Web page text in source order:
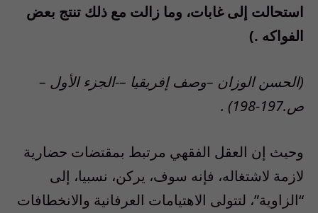
استحالت إلى غابات، وما زالت مع ذلك تنتج بعض
الفواكه .)
(الحسن الوزان –وصف إفريقيا –-الجزء الأول –
ص.197-198) .
وحيث إن العقل الفقهي مرتبط بمقتضات حضارية
لازمة لاشتغاله، فإنه سوف، يركن، نسبيا، إلى
“الزاوية”، لتتولى الاهتيامات العرفانية والانخطافات